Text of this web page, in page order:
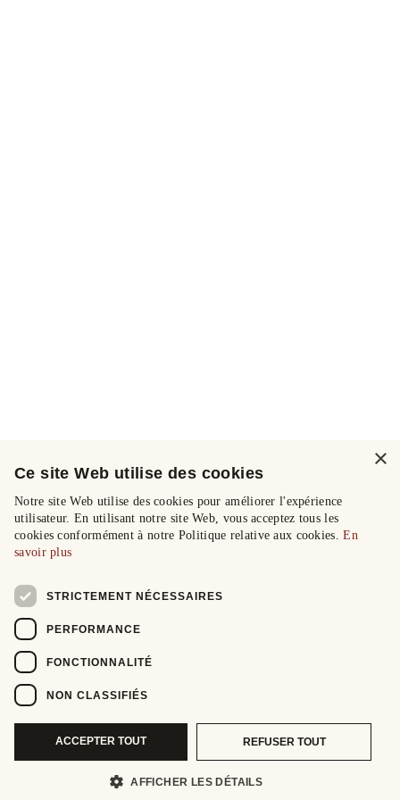
×
Ce site Web utilise des cookies
Notre site Web utilise des cookies pour améliorer l'expérience
utilisateur. En utilisant notre site Web, vous acceptez tous les
cookies conformément à notre Politique relative aux cookies.En
savoir plus
STRICTEMENT NÉCESSAIRES
PERFORMANCE
FONCTIONNALITÉ
NON CLASSIFIÉS
ACCEPTER TOUT REFUSER TOUT
AFFICHER LES DÉTAILS